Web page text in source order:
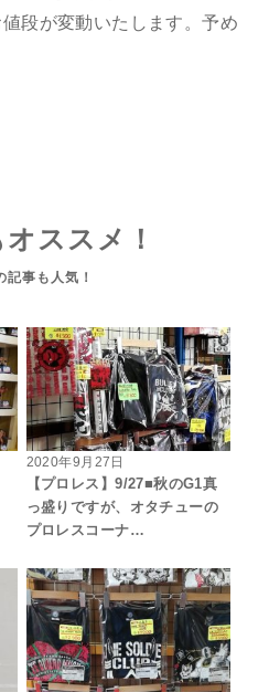
段が変動いたします。予め
ススメ！
2020年9月27日
【プロレス】9/27■秋のG1真
っ盛りですが、オタチューの
プロレスコーナ…